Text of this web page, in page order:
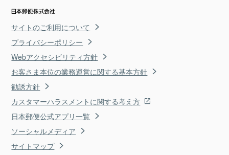
サイトのご利用について
プライバシーポリシー
Webアクセシビリティ方針
お客さま本位の業務運営に関する基本方針
勧誘方針
カスタマーハラスメントに関する考え方
日本郵便公式アプリ一覧
ソーシャルメディア
サイトマップ